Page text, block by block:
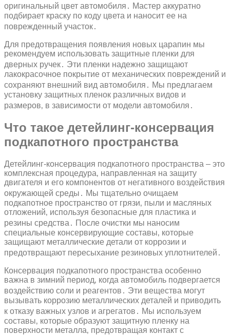
оригинальный цвет автомобиля․ Мастер аккуратно
подбирает краску по коду цвета и наносит ее на
поврежденный участок․
Для предотвращения появления новых царапин мы
рекомендуем использовать защитные пленки для
дверных ручек․ Эти пленки надежно защищают
лакокрасочное покрытие от механических повреждений и
сохраняют внешний вид автомобиля․ Мы предлагаем
установку защитных пленок различных видов и
размеров‚ в зависимости от модели автомобиля․
Что такое детейлинг-консервация
подкапотного пространства
Детейлинг-консервация подкапотного пространства – это
комплексная процедура‚ направленная на защиту
двигателя и его компонентов от негативного воздействия
окружающей среды․ Мы тщательно очищаем
подкапотное пространство от грязи‚ пыли и масляных
отложений‚ используя безопасные для пластика и
резины средства․ После очистки мы наносим
специальные консервирующие составы‚ которые
защищают металлические детали от коррозии и
предотвращают пересыхание резиновых уплотнителей․
Консервация подкапотного пространства особенно
важна в зимний период‚ когда автомобиль подвергается
воздействию соли и реагентов․ Эти вещества могут
вызывать коррозию металлических деталей и приводить
к отказу важных узлов и агрегатов․ Мы используем
составы‚ которые образуют защитную пленку на
поверхности металла‚ предотвращая контакт с